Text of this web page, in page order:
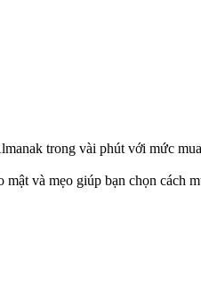
trong vài phút với mức
mật và mẹo giúp bạn chọn